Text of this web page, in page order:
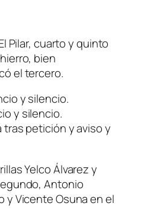
Pilar, cuarto y quinto
bien
el tercero.
y silencio.
y silencio.
tras petición y aviso y
Yelco Álvarez y
Antonio
y Vicente Osuna en el